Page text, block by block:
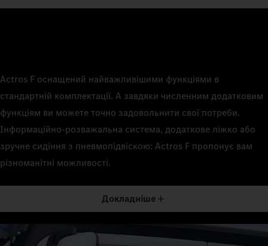
Actros F оснащений найважливішими функціями в
стандартній комплектації. А завдяки численним додатковим
функціям ви можете точно задовольнити свої потреби.
Інформаційно-розважальна система, додаткове ліжко або
зручне сидіння з пневмопідвіскою: Actros F пропонує вам
різноманітні можливості.
Докладніше